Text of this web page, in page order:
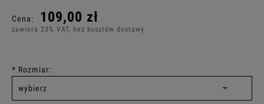
Cena: 109,00 zł
zawiera 23% VAT, bez kosztów dostawy
* Rozmiar: